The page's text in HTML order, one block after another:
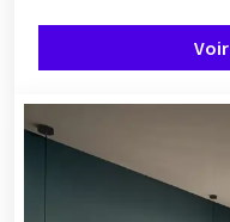
Buffet de
En plus d'un délicieux
cuisine en
buffet Live Cooking,